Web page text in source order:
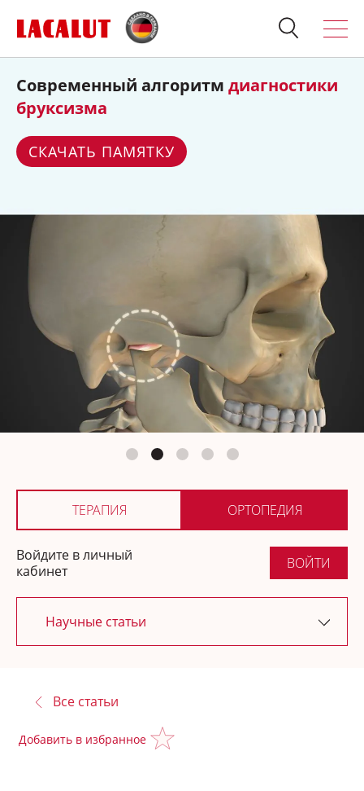
О бренде
Спросите стоматолога
Для стоматологов:
Терапия
Ортопедия
Искать
Видеозапись вебинара «Имплантация у
пациентов с онкологией»
СМОТРЕТЬ
ТЕРАПИЯ ОРТОПЕДИЯ
Войдите в личный
кабинет
ВОЙТИ
Научные статьи
Все статьи
Добавить в избранное